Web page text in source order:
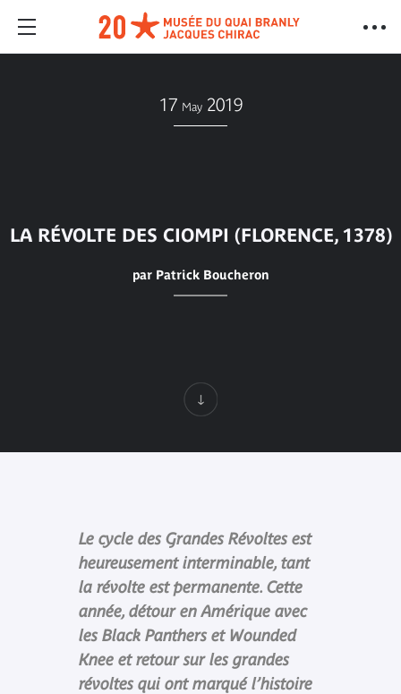
17 May 2019
LA RÉVOLTE DES CIOMPI (FLORENCE, 1378)
par Patrick Boucheron
Le cycle des Grandes Révoltes est
heureusement interminable, tant
la révolte est permanente. Cette
année, détour en Amérique avec
les Black Panthers et Wounded
Knee et retour sur les grandes
révoltes qui ont marqué l’histoire